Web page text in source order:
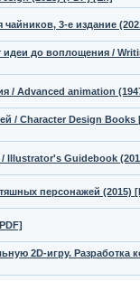
3-е издание
до воплощения /
/ Advanced animation
/ Character Design Books
Illustrator's Guidebook
персонажей (2015)
2D-игру. Разработка